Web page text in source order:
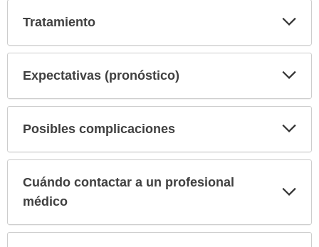
Tratamiento
Expectativas (pronóstico)
Posibles complicaciones
Cuándo contactar a un profesional
médico